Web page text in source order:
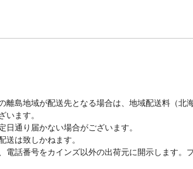
離島地域が配送先となる場合は、地域配送料（
います。
通り届かない場合がございます。
送は致しかねます。
電話番号をカインズ以外の出荷元に開示します。